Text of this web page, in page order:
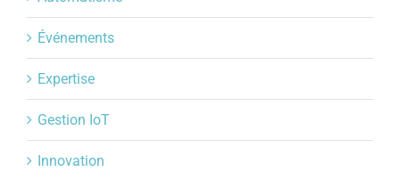
Événements
Expertise
Gestion IoT
Innovation